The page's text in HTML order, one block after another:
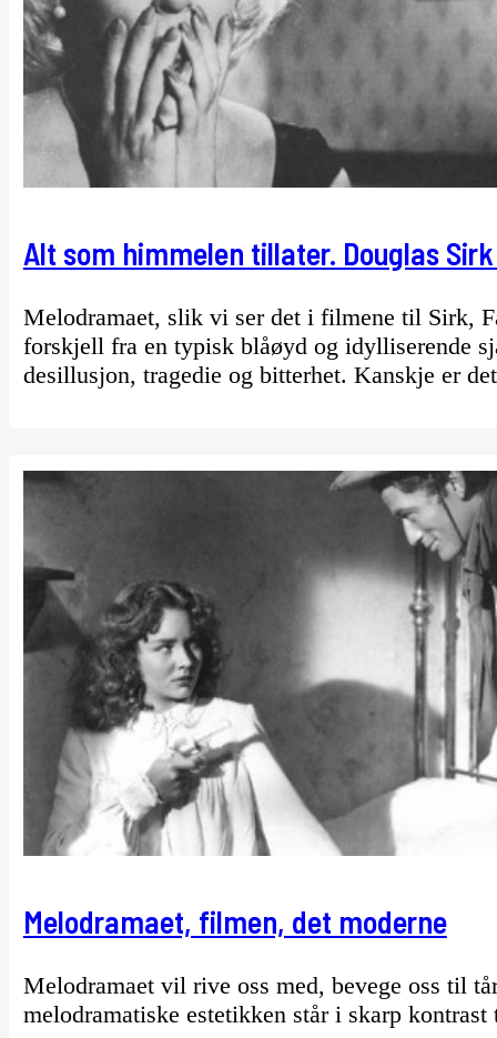
Alt som himmelen tillater. Douglas
Melodramaet, slik vi ser det i filmene til Sirk,
forskjell fra en typisk blåøyd og idylliserende
desillusjon, tragedie og bitterhet. Kanskje er
Melodramaet, filmen, det moderne
Melodramaet vil rive oss med, bevege oss til
melodramatiske estetikken står i skarp